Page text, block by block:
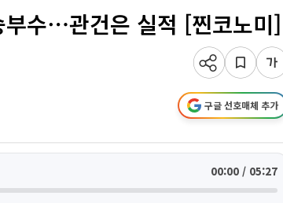
부수⋯관건은 실적 [찐코노미]
구글 선호매체 추가
00:00 / 05:27